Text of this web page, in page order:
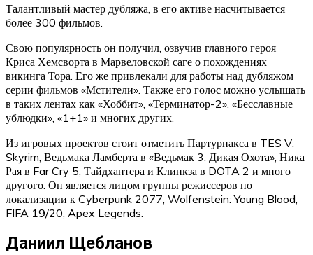
Талантливый мастер дубляжа, в его активе насчитывается
более 300 фильмов.
Свою популярность он получил, озвучив главного героя
Криса Хемсворта в Марвеловской саге о похождениях
викинга Тора. Его же привлекали для работы над дубляжом
серии фильмов «Мстители». Также его голос можно услышать
в таких лентах как «Хоббит», «Терминатор-2», «Бесславные
ублюдки», «1+1» и многих других.
Из игровых проектов стоит отметить Партурнакса в TES V:
Skyrim, Ведьмака Ламберта в «Ведьмак 3: Дикая Охота», Ника
Рая в Far Cry 5, Тайдхантера и Клинкза в DOTA 2 и много
другого. Он является лицом группы режиссеров по
локализации к Cyberpunk 2077, Wolfenstein: Young Blood,
FIFA 19/20, Apex Legends.
Даниил Щебланов